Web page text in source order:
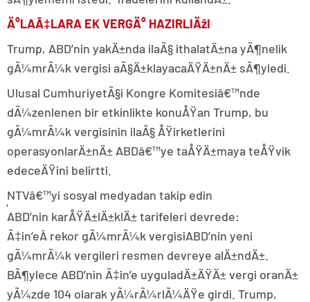
Ä°LAÃ‡LARA EK VERGÄ° HAZIRLIÄžI
Trump, ABD’nin yakÄ±nda ilaÃ§ ithalatÄ±na yÃ¶nelik
gÃ¼mrÃ¼k vergisi aÃ§Ä±klayacaÄŸÄ±nÄ± sÃ¶yledi.
Ulusal CumhuriyetÃ§i Kongre Komitesiâ€™nde
dÃ¼zenlenen bir etkinlikte konuÅŸan Trump, bu
gÃ¼mrÃ¼k vergisinin ilaÃ§ ÅŸirketlerini
operasyonlarÄ±nÄ± ABDâ€™ye taÅŸÄ±maya teÅŸvik
edeceÄŸini belirtti.
NTVâ€™yi sosyal medyadan takip edin
ABD’nin karÅŸÄ±lÄ±klÄ± tarifeleri devrede:
Ã‡in’eÂ rekor gÃ¼mrÃ¼k vergisiABD’nin yeni
gÃ¼mrÃ¼k vergileri resmen devreye alÄ±ndÄ±.
BÃ¶ylece ABD’nin Ã‡in’e uyguladÄ±ÄŸÄ± vergi oranÄ±
yÃ¼zde 104 olarak yÃ¼rÃ¼rlÃ¼ÄŸe girdi. Trump,